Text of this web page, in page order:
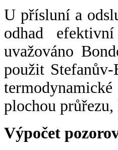
U přísluní a
odhad
uvažováno
použit
plochou
Výpočet